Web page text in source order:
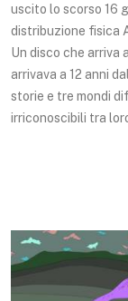
uscito lo scorso 16
distribuzione fisica
Un disco che arriva
arrivava a 12 anni
storie e tre mondi
irriconoscibili tra